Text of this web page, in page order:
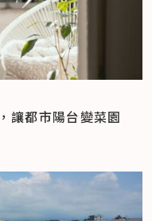
讓都市陽台變菜園